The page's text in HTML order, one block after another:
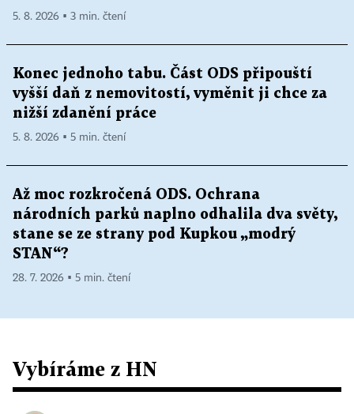
5. 8. 2026 ▪ 3 min. čtení
Konec jednoho tabu. Část ODS připouští
vyšší daň z nemovitostí, vyměnit ji chce za
nižší zdanění práce
5. 8. 2026 ▪ 5 min. čtení
Až moc rozkročená ODS. Ochrana
národních parků naplno odhalila dva světy,
stane se ze strany pod Kupkou „modrý
STAN“?
28. 7. 2026 ▪ 5 min. čtení
Vybíráme z HN